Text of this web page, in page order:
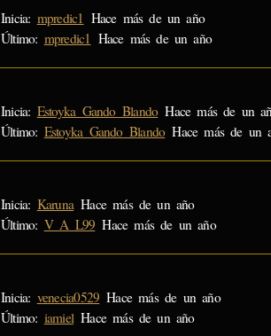
Inicia: mpredic1 Hace más de un año
Último: mpredic1 Hace más de un año
Inicia: Estoyka_Gando_Blando Hace más de un
Último: Estoyka_Gando_Blando Hace más de un
Inicia: Karuna Hace más de un año
Último: V_A_L99 Hace más de un año
Inicia: venecia0529 Hace más de un año
Último: iamiel Hace más de un año